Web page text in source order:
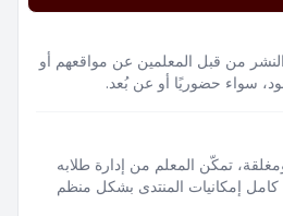
من قبل المعلمين عن مواقعهم أو
سواء حضوريًا أو عن بُعد.
تمكّن المعلم من إدارة طلابه
إمكانيات المنتدى بشكل منظم